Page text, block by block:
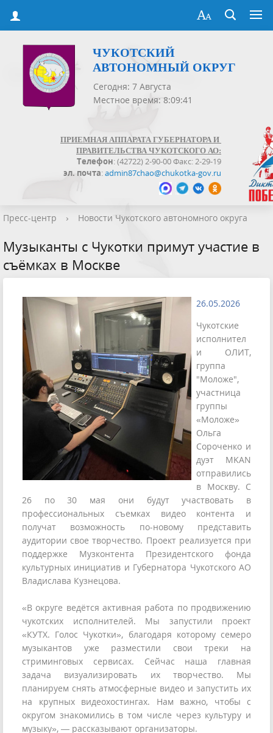
ЧУКОТСКИЙ
АВТОНОМНЫЙ ОКРУГ
Сегодня: 7 Августа
Местное время: 8:09:42
ПРИЕМНАЯ АППАРАТА ГУБЕРНАТОРА И
ПРАВИТЕЛЬСТВА ЧУКОТСКОГО АО:
Телефон: (42722) 2-90-00 Факс: 2-29-19
эл. почта:admin87chao@chukotka-gov.ru
Пресс-центр › Новости Чукотского автономного округа
Музыканты с Чукотки примут участие в
съёмках в Москве
26.05.2026
Чукотские
исполнител
и ОЛИТ,
группа
"Моложе",
участница
группы
«Моложе»
Ольга
Сороченко и
дуэт MKAN
отправились
в Москву. С
26 по 30 мая они будут участвовать в
профессиональных съемках видео контента и
получат возможность по-новому представить
аудитории свое творчество. Проект реализуется при
поддержке Музконтента Президентского фонда
культурных инициатив и Губернатора Чукотского АО
Владислава Кузнецова.
«В округе ведётся активная работа по продвижению
чукотских исполнителей. Мы запустили проект
«КУТХ. Голос Чукотки», благодаря которому семеро
музыкантов уже разместили свои треки на
стриминговых сервисах. Сейчас наша главная
задача визуализировать их творчество. Мы
планируем снять атмосферные видео и запустить их
на крупных видеохостингах. Нам важно, чтобы с
округом знакомились в том числе через культуру и
музыку», — рассказывают организаторы.